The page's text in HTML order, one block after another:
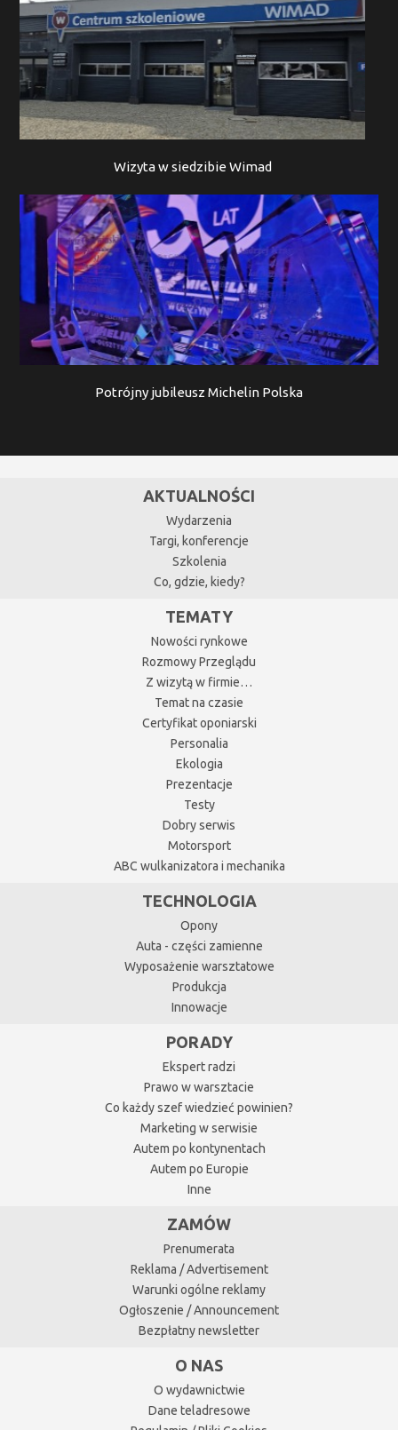
Wizyta w siedzibie Wimad
Potrójny jubileusz Michelin Polska
AKTUALNOŚCI
Wydarzenia
Targi, konferencje
Szkolenia
Co, gdzie, kiedy?
TEMATY
Nowości rynkowe
Rozmowy Przeglądu
Z wizytą w firmie…
Temat na czasie
Certyfikat oponiarski
Personalia
Ekologia
Prezentacje
Testy
Dobry serwis
Motorsport
ABC wulkanizatora i mechanika
TECHNOLOGIA
Opony
Auta - części zamienne
Wyposażenie warsztatowe
Produkcja
Innowacje
PORADY
Ekspert radzi
Prawo w warsztacie
Co każdy szef wiedzieć powinien?
Marketing w serwisie
Autem po kontynentach
Autem po Europie
Inne
ZAMÓW
Prenumerata
Reklama / Advertisement
Warunki ogólne reklamy
Ogłoszenie / Announcement
Bezpłatny newsletter
O NAS
O wydawnictwie
Dane teladresowe